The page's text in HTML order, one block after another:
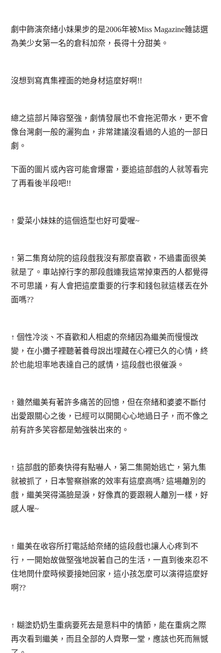
劇中飾演奈緒小妹果步的是2006年被Miss Magazine雜誌選
為美少女第一名的倉科加奈，長得十分甜美。
沒想到寫真集裡面的她身材這麼好啊!!
總之這部片陣容堅強，劇情發展也不會拖泥帶水，更不會
像台灣劇一般的灑狗血，非常建議沒看過的人追的一部日
劇。
下面的圖片或內容可能會爆雷，要追這部戲的人就等看完
了再看後半段吧!!
↑ 愛菜小妹妹的這個造型也好可愛喔~
↑ 第二集育幼院的這段戲我沒有那麼喜歡，不過畫面很美
就是了。車站掉行李的那段戲連我這常掉東西的人都覺得
不可思議，有人會把這麼重要的行李和錢包就這樣丟在外
面嗎??
↑ 個性冷淡、不喜歡和人相處的奈緒因為繼美而慢慢改
變，在小攤子裡聽著養母說出埋藏在心裡已久的心情，終
於也能坦率地表達自己的感情，這段戲也很催淚。
↑ 雖然繼美有著許多痛苦的回憶，但在奈緒和婆婆不斷付
出愛跟關心之後，已經可以開開心心地過日子，而不像之
前有許多笑容都是勉強裝出來的。
↑ 這部戲的節奏快得有點嚇人，第二集開始逃亡，第九集
就被抓了，日本警察辦案的效率有這麼高嗎? 這場離別的
戲，繼美哭得滿臉是淚，好像真的要跟親人離別一樣，好
感人喔~
↑ 繼美在收容所打電話給奈緒的這段戲也讓人心疼到不
行，一開始故做堅強地說著自己的生活，一直到後來忍不
住地問什麼時候要接她回家，這小孩怎麼可以演得這麼好
啊??
↑ 糊塗奶奶生重病要死去是意料中的情節，能在重病之際
再次看到繼美，而且全部的人齊聚一堂，應該也死而無憾